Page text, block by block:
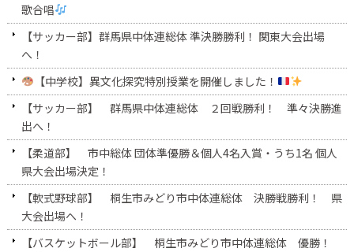
歌合唱
【サッカー部】群馬県中体連総体 準決勝勝利！ 関東大会出場
へ！
【中学校】異文化探究特別授業を開催しました！
【サッカー部】 群馬県中体連総体 ２回戦勝利！ 準々決勝進
出へ！
【柔道部】 市中総体 団体準優勝＆個人4名入賞・うち1名 個人
県大会出場決定！
【軟式野球部】 桐生市みどり市中体連総体 決勝戦勝利！ 県
大会出場へ！
【バスケットボール部】 桐生市みどり市中体連総体 優勝！